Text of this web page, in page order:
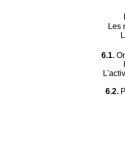
Les
6.1.
6.2.